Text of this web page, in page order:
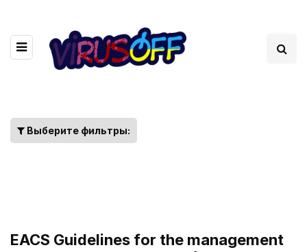
Выберите фильтры:
EACS Guidelines for the management